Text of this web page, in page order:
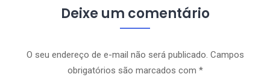
Deixe um comentário
O seu endereço de e-mail não será publicado. Campos
obrigatórios são marcados com *